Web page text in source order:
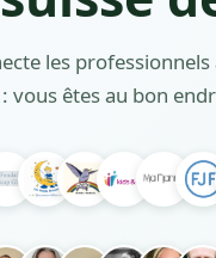
les
vous êtes au bon